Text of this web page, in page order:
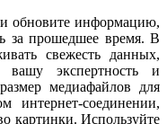
обновите информацию,
за прошедшее время. В
свежесть данных,
экспертность и
медиафайлов для
интернет-соединении,
картинки. Используйте